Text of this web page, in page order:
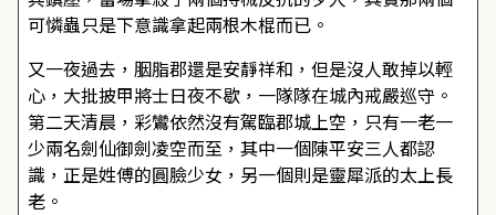
可憐蟲只是下意識拿起兩根木棍而已。
又一夜過去，胭脂郡還是安靜祥和，但是沒人敢掉以輕
心，大批披甲將士日夜不歇，一隊隊在城內戒嚴巡守。
第二天清晨，彩鸞依然沒有駕臨郡城上空，只有一老一
少兩名劍仙御劍凌空而至，其中一個陳平安三人都認
識，正是姓傅的圓臉少女，另一個則是靈犀派的太上長
老。